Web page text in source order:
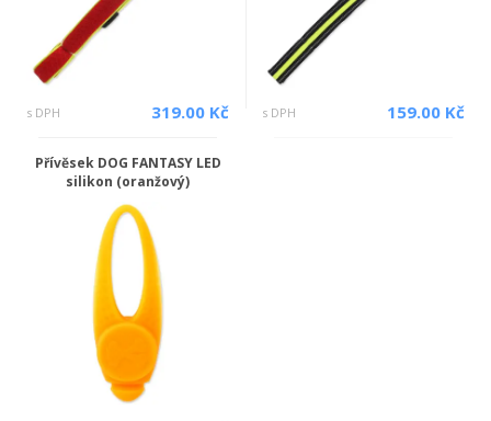
s DPH 319.00 Kč s DPH 159.00 Kč
Přívěsek DOG FANTASY LED
silikon (oranžový)